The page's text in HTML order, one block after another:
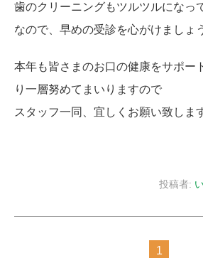
歯のクリーニングもツルツルになっ
なので、早めの受診を心がけましょ
本年も皆さまのお口の健康をサポー
り一層努めてまいりますので
スタッフ一同、宜しくお願い致しま
投稿者:
1